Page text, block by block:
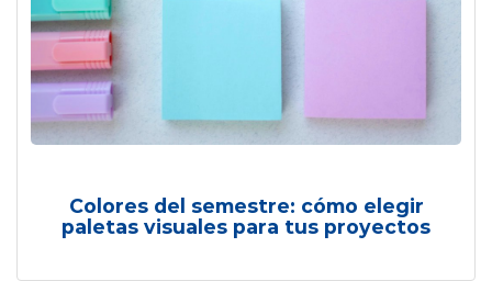
Colores del semestre: cómo elegir
paletas visuales para tus proyectos